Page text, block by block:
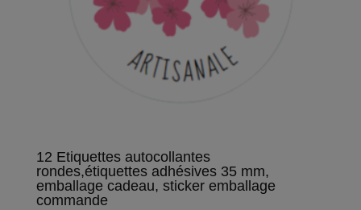
12 Etiquettes autocollantes
rondes,étiquettes adhésives 35 mm,
emballage cadeau, sticker emballage
commande